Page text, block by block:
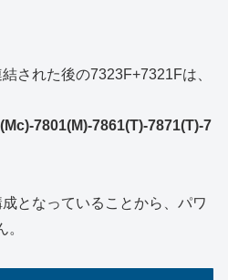
された後の7323F+7321Fは、
7801(M)-7861(T)-7871(T)-7
となっていることから、パワ